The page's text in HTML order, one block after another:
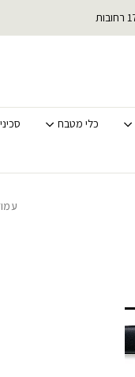
משלוחים מהירים לכל הארץ
כלי מטבח